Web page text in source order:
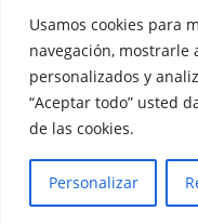
Usamos cookies para
navegación, mostrarle
personalizados y
“Aceptar todo” usted
de las cookies.
Personalizar
Medio
Accesibilidad